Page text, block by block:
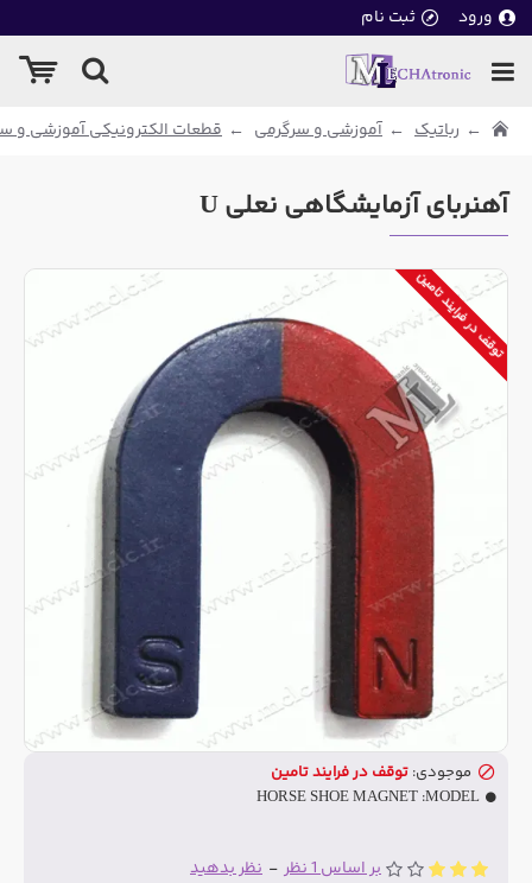
ورود ثبت نام
رباتیک آموزشی و سرگرمی قطعات الکترونیکی آموزشی و
آهنربای آزمایشگاهی نعلی U
توقف در فرایند تامین
بر اساس 1 نظر - نظر بدهید
موجودی: توقف در فرایند تامین
MODEL:
HORSE SHOE MAGNET